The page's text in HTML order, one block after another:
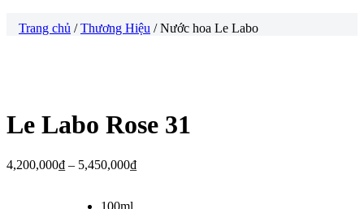
Trang chủ /Thương Hiệu / Nước hoa Le Labo
Le Labo Rose 31
4,200,000₫ – 5,450,000₫
100ml